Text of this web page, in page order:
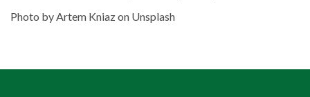
Photo by Artem Kniaz on Unsplash